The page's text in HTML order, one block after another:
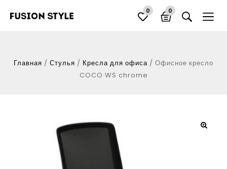
0 0
Главная / Стулья / Кресла для офиса / Офисное кресло
COCO WS chrome